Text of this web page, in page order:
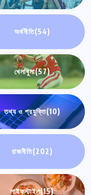
অর্থনীতি(54)
খেলাধুলা(57)
তথ্য ও প্রযুক্তি(10)
রাজনীতি(202)
লাইফস্টাইল(15)